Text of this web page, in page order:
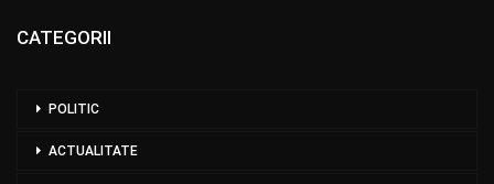
CATEGORII
POLITIC
ACTUALITATE